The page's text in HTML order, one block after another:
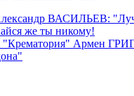
ВАСИЛЬЕВ:
же ты никому!
"Крематория" Армен